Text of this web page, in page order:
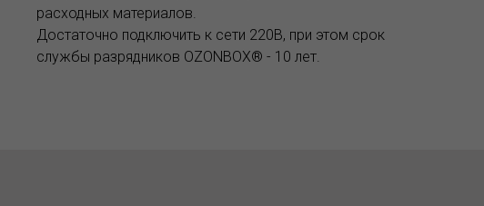
расходных материалов.
Достаточно подключить к сети 220В, при этом срок
службы разрядников OZONBOX® - 10 лет.